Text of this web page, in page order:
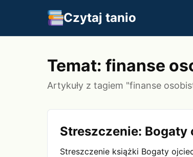
Czytaj tanio
Temat: finanse
Artykuły z tagiem "finanse
Streszczenie:
Streszczenie książki Bogaty